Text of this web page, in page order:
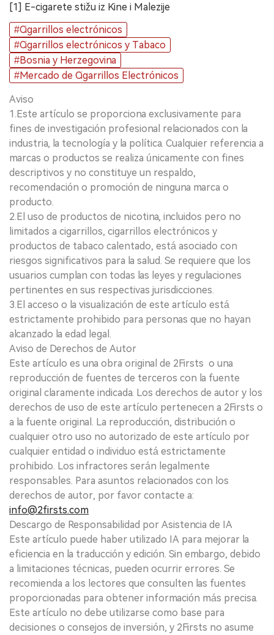
[1] E-cigarete stižu iz Kine i Malezije
#Cigarrillos electrónicos
#Cigarrillos electrónicos y Tabaco
#Bosnia y Herzegovina
#Mercado de Cigarrillos Electrónicos
Aviso
1.Este artículo se proporciona exclusivamente para
fines de investigación profesional relacionados con la
industria, la tecnología y la política. Cualquier referencia a
marcas o productos se realiza únicamente con fines
descriptivos y no constituye un respaldo,
recomendación o promoción de ninguna marca o
producto.
2.El uso de productos de nicotina, incluidos pero no
limitados a cigarrillos, cigarrillos electrónicos y
productos de tabaco calentado, está asociado con
riesgos significativos para la salud. Se requiere que los
usuarios cumplan con todas las leyes y regulaciones
pertinentes en sus respectivas jurisdicciones.
3.El acceso o la visualización de este artículo está
estrictamente prohibido para personas que no hayan
alcanzado la edad legal.
Aviso de Derechos de Autor
Este artículo es una obra original de 2Firsts o una
reproducción de fuentes de terceros con la fuente
original claramente indicada. Los derechos de autor y los
derechos de uso de este artículo pertenecen a 2Firsts o
a la fuente original. La reproducción, distribución o
cualquier otro uso no autorizado de este artículo por
cualquier entidad o individuo está estrictamente
prohibido. Los infractores serán legalmente
responsables. Para asuntos relacionados con los
derechos de autor, por favor contacte a:
info@2firsts.com
Descargo de Responsabilidad por Asistencia de IA
Este artículo puede haber utilizado IA para mejorar la
eficiencia en la traducción y edición. Sin embargo, debido
a limitaciones técnicas, pueden ocurrir errores. Se
recomienda a los lectores que consulten las fuentes
proporcionadas para obtener información más precisa.
Este artículo no debe utilizarse como base para
decisiones o consejos de inversión, y 2Firsts no asume